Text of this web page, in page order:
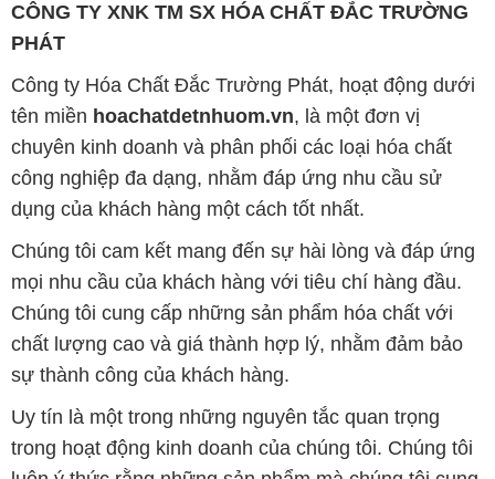
CÔNG TY XNK TM SX HÓA CHẤT ĐẮC TRƯỜNG
PHÁT
Công ty Hóa Chất Đắc Trường Phát, hoạt động dưới
tên miền hoachatdetnhuom.vn, là một đơn vị
chuyên kinh doanh và phân phối các loại hóa chất
công nghiệp đa dạng, nhằm đáp ứng nhu cầu sử
dụng của khách hàng một cách tốt nhất.
Chúng tôi cam kết mang đến sự hài lòng và đáp ứng
mọi nhu cầu của khách hàng với tiêu chí hàng đầu.
Chúng tôi cung cấp những sản phẩm hóa chất với
chất lượng cao và giá thành hợp lý, nhằm đảm bảo
sự thành công của khách hàng.
Uy tín là một trong những nguyên tắc quan trọng
trong hoạt động kinh doanh của chúng tôi. Chúng tôi